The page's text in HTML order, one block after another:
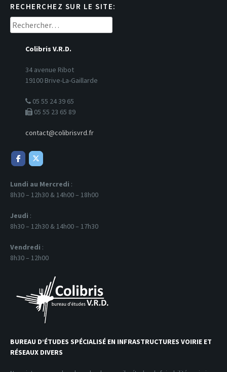
RECHERCHEZ SUR LE SITE:
Rechercher :
Colibris V.R.D.
34 avenue Ribot
19100 Brive-La-Gaillarde
05 55 24 39 65
05 55 23 65 89
contact@colibrisvrd.fr
Lundi au Mercredi :
8h30 – 12h30 & 14h00 – 18h00
Jeudi :
8h30 – 12h30 & 14h00 – 17h30
Vendredi :
8h30 – 12h00
BUREAU D’ÉTUDES SPÉCIALISÉ EN INFRASTRUCTURES VOIRIE ET
RÉSEAUX DIVERS